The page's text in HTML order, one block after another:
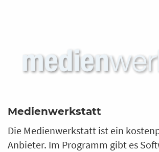
Medienwerkstatt
Die Medienwerkstatt ist ein
Anbieter. Im Programm gibt es